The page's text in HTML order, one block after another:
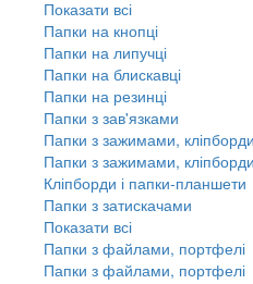
Показати всі
Папки на кнопці
Папки на липучці
Папки на блискавці
Папки на резинці
Папки з зав'язками
Папки з зажимами, кліпборди
Папки з зажимами, кліпборди
Кліпборди і папки-планшети
Папки з затискачами
Показати всі
Папки з файлами, портфелі
Папки з файлами, портфелі